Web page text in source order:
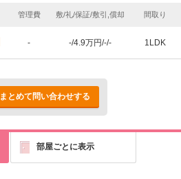
管理費 敷/礼/保証/敷引,償却 間取り
- -/4.9万円/-/- 1LDK
まとめて問い合わせする
部屋ごとに表示